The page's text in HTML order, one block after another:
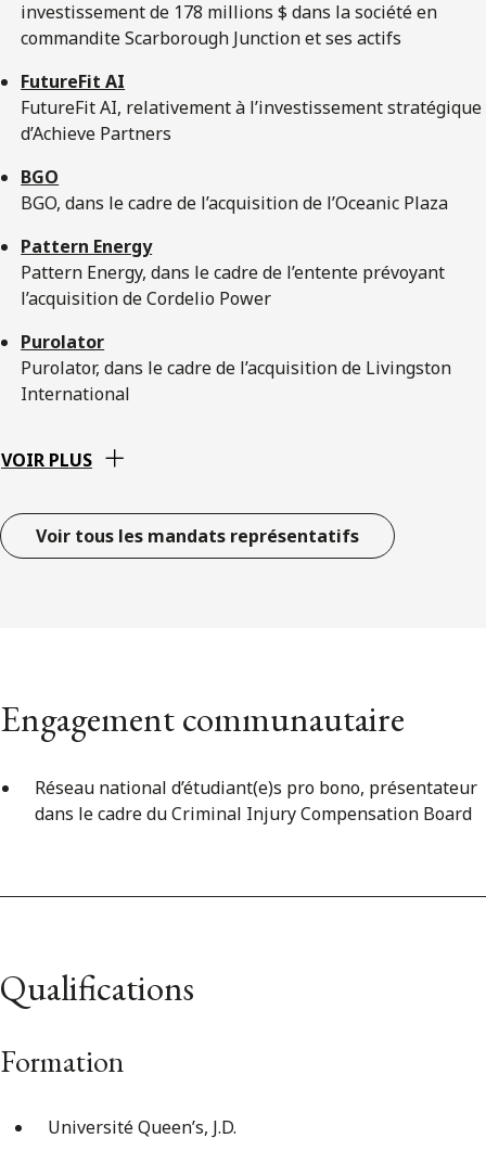
investissement de 178 millions $ dans la société en
commandite Scarborough Junction et ses actifs
FutureFit AI
FutureFit AI, relativement à l’investissement stratégique
d’Achieve Partners
BGO
BGO, dans le cadre de l’acquisition de l’Oceanic Plaza
Pattern Energy
Pattern Energy, dans le cadre de l’entente prévoyant
l’acquisition de Cordelio Power
Purolator
Purolator, dans le cadre de l’acquisition de Livingston
International
VOIR PLUS
Voir tous les mandats représentatifs
Engagement communautaire
Réseau national d’étudiant(e)s pro bono, présentateur
dans le cadre du Criminal Injury Compensation Board
Qualifications
Formation
Université Queen’s, J.D.